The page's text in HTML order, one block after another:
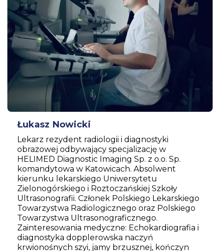
Łukasz Nowicki
Lekarz rezydent radiologii i diagnostyki
obrazowej odbywający specjalizację w
HELIMED Diagnostic Imaging Sp. z o.o. Sp.
komandytowa w Katowicach. Absolwent
kierunku lekarskiego Uniwersytetu
Zielonogórskiego i Roztoczańskiej Szkoły
Ultrasonografii. Członek Polskiego Lekarskiego
Towarzystwa Radiologicznego oraz Polskiego
Towarzystwa Ultrasonograficznego.
Zainteresowania medyczne: Echokardiografia i
diagnostyka dopplerowska naczyń
krwionośnych szyi, jamy brzusznej, kończyn